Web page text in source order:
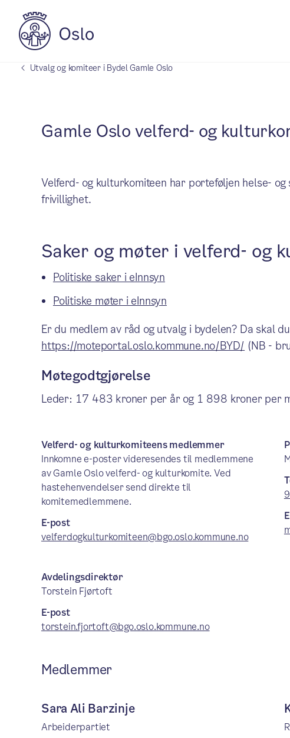
Utvalg og komiteer i Bydel Gamle Oslo
Gamle Oslo velferd- og
Velferd- og kulturkomiteen har porteføljen helse-
frivillighet.
Saker og møter i velferd- og
Politiske saker i eInnsyn
Politiske møter i eInnsyn
Er du medlem av råd og utvalg i bydelen? Da skal
https://moteportal.oslo.kommune.no/BYD/ (NB -
Møtegodtgjørelse
Leder: 17 483 kroner per år og 1 898 kroner per
Velferd- og kulturkomiteens medlemmer
Innkomne e-poster videresendes til medlemmene
av Gamle Oslo velferd- og kulturkomite. Ved
hastehenvendelser send direkte til
komitemedlemmene.
E-post
velferdogkulturkomiteen@bgo.oslo.kommune.no
Avdelingsdirektør
Torstein Fjørtoft
E-post
torstein.fjortoft@bgo.oslo.kommune.no
Medlemmer
Sara Ali Barzinje
Arbeiderpartiet